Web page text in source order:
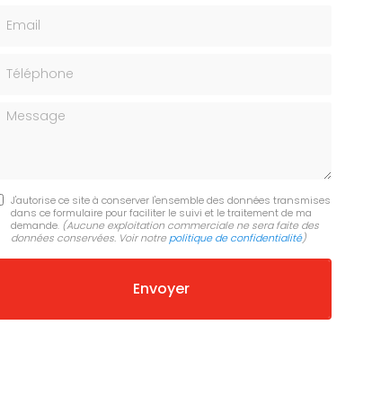
Message
J'autorise ce site à conserver l'ensemble des données transmises
dans ce formulaire pour faciliter le suivi et le traitement de ma
demande. (Aucune exploitation commerciale ne sera faite des
données conservées. Voir notre politique de confidentialité)